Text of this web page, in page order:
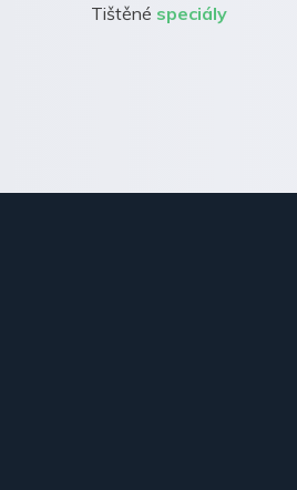
Tištěné speciály